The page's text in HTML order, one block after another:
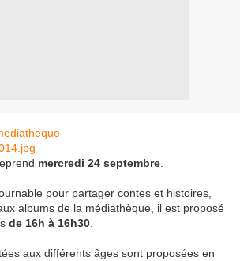
mercredi 24 septembre
pour partager contes et histoires,
albums de la médiathèque, il est proposé
de 16h à 16h30
aux différents âges sont proposées en